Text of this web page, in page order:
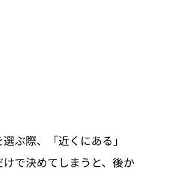
ぶ際、「近くにある」
けで決めてしまうと、後か